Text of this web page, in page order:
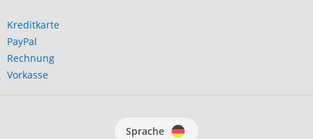
Kreditkarte
PayPal
Rechnung
Vorkasse
Sprache